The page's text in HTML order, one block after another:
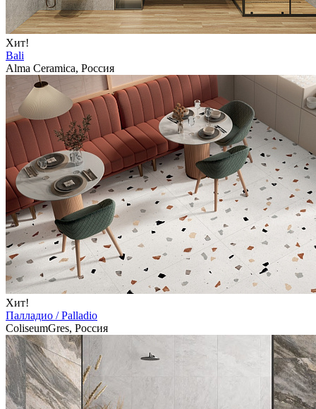
Хит!
Bali
Alma Ceramica, Россия
Хит!
Палладио / Palladio
ColiseumGres, Россия